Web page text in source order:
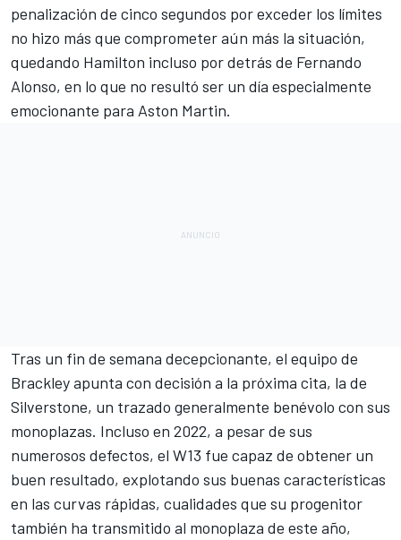
penalización de cinco segundos por exceder los límites
no hizo más que comprometer aún más la situación,
quedando Hamilton incluso por detrás de Fernando
Alonso, en lo que no resultó ser un día especialmente
emocionante para Aston Martin.
Tras un fin de semana decepcionante, el equipo de
Brackley apunta con decisión a la próxima cita, la de
Silverstone, un trazado generalmente benévolo con sus
monoplazas. Incluso en 2022, a pesar de sus
numerosos defectos, el W13 fue capaz de obtener un
buen resultado, explotando sus buenas características
en las curvas rápidas, cualidades que su progenitor
también ha transmitido al monoplaza de este año,